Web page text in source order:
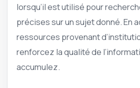
lorsqu’il est utilisé pour
précises sur un sujet donné. En
ressources provenant
renforcez la qualité de
accumulez.